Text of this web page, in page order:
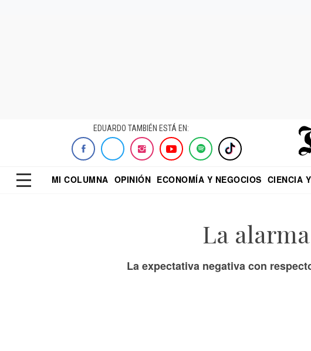
EDUARDO TAMBIÉN ESTÁ EN:
MI COLUMNA OPINIÓN ECONOMÍA Y NEGOCIOS CIENCIA
La
La expectativa negativa con